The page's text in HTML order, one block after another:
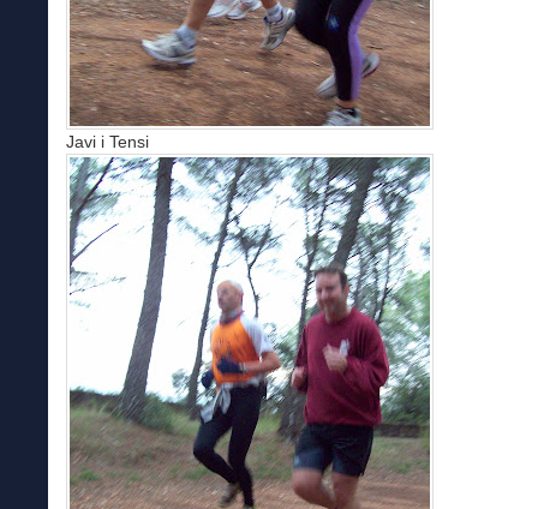
Javi i Tensi